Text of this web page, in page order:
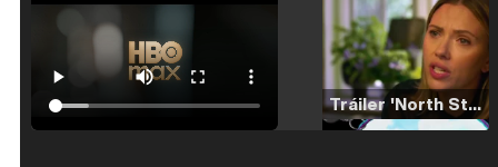
Tráiler 'North Star' (2023)